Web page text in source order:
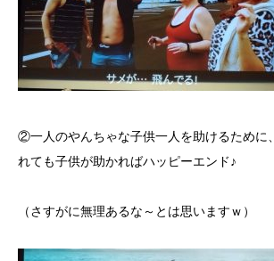
②一人のやんちゃな子供一人を助けるために
れても子供が助かればハッピーエンド♪
（さすがに無理あるな～とは思いますｗ）